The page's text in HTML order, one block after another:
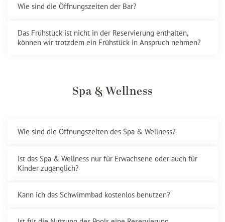
Wie sind die Öffnungszeiten der Bar?
Das Frühstück ist nicht in der Reservierung enthalten,
können wir trotzdem ein Frühstück in Anspruch nehmen?
Spa & Wellness
Wie sind die Öffnungszeiten des Spa & Wellness?
Ist das Spa & Wellness nur für Erwachsene oder auch für
Kinder zugänglich?
Kann ich das Schwimmbad kostenlos benutzen?